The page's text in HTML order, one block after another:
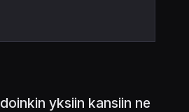
yksiin kansiin ne